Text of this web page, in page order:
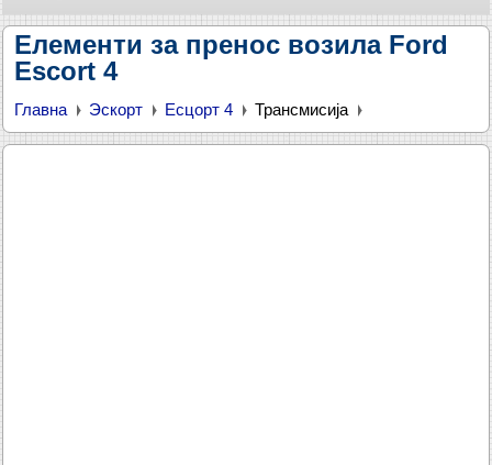
Елементи за пренос возила Ford
Escort 4
Главна Эскорт Есцорт 4 Трансмисија